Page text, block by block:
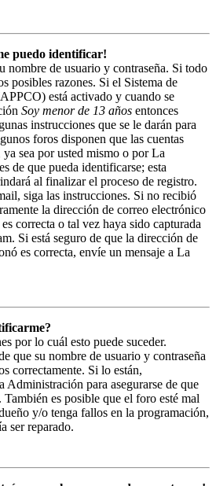
puedo identificar!
nombre de usuario y contraseña. Si todo
posibles razones. Si el Sistema de
está activado y cuando se
Soy menor de 13 años entonces
instrucciones que se le darán para
foros disponen que las cuentas
ya sea por usted mismo o por La
de que pueda identificarse; esta
al finalizar el proceso de registro.
siga las instrucciones. Si no recibió
la dirección de correo electrónico
correcta o tal vez haya sido capturada
Si está seguro de que la dirección de
es correcta, envíe un mensaje a La
por lo cuál esto puede suceder.
que su nombre de usuario y contraseña
correctamente. Si lo están,
Administración para asegurarse de que
es posible que el foro esté mal
y/o tenga fallos en la programación,
ser reparado.